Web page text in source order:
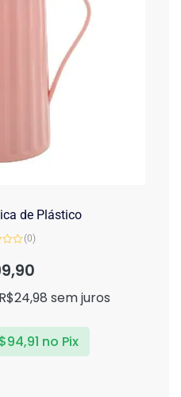
de Plástico
(0)
R$24,98 sem juros
94,91 no Pix